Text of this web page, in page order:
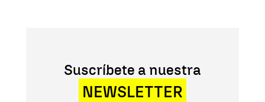
Suscríbete a nuestra
NEWSLETTER